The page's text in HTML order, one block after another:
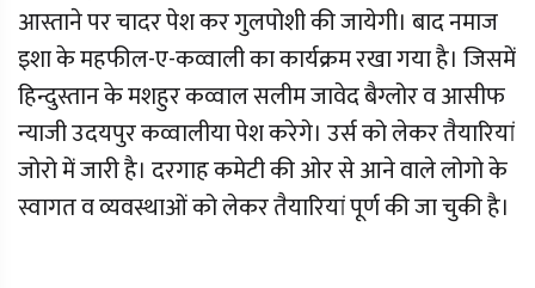
आस्ताने पर चादर पेश कर गुलपोशी की जायेगी। बाद नमाज
इशा के महफील-ए-कव्वाली का कार्यक्रम रखा गया है। जिसमें
हिन्दुस्तान के मशहुर कव्वाल सलीम जावेद बैग्लोर व आसीफ
न्याजी उदयपुर कव्वालीया पेश करेगे। उर्स को लेकर तैयारियां
जोरो में जारी है। दरगाह कमेटी की ओर से आने वाले लोगो के
स्वागत व व्यवस्थाओं को लेकर तैयारियां पूर्ण की जा चुकी है।